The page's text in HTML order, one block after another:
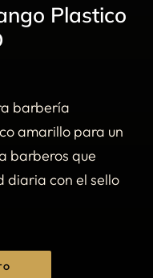
Plastico
barbería
amarillo para un
barberos que
diaria con el sello